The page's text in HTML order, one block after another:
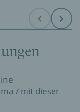
Before Next
/ mit dieser